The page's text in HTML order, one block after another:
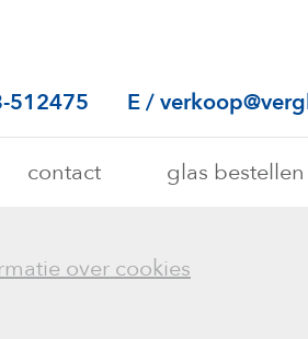
512475 E/
contact glas bestellen
over cookies